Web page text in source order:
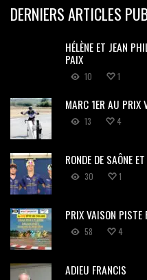
DERNIERS ARTICLES
HÉLÈNE ET JEAN
PAIX
10 1
MARC 1ER AU PRIX
13 4
RONDE DE SAÔNE
30 1
PRIX VAISON PISTE
58 4
ADIEU FRANCIS